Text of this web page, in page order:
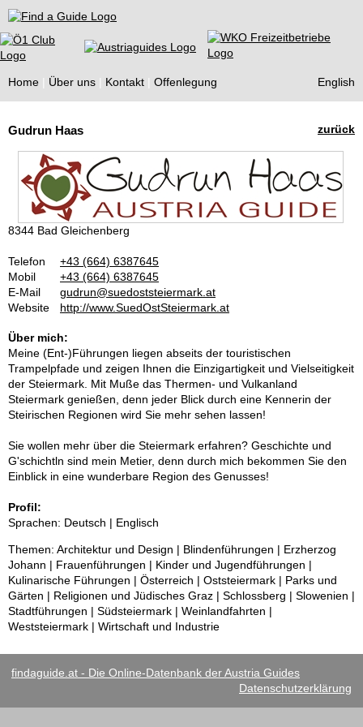
Find a Guide
Home Über uns Kontakt Offenlegung English
Guides
zurück
Gudrun Haas
8344 Bad Gleichenberg
Telefon
+43 (664) 6387645
Mobil
+43 (664) 6387645
E-Mail
gudrun@suedoststeiermark.at
Website
http://www.SuedOstSteiermark.at
Über mich:
Meine (Ent-)Führungen liegen abseits der touristischen
Trampelpfade und zeigen Ihnen die Einzigartigkeit und Vielseitigkeit
der Steiermark. Mit Muße das Thermen- und Vulkanland
Steiermark genießen, denn jeder Blick durch eine Kennerin der
Steirischen Regionen wird Sie mehr sehen lassen!
Sie wollen mehr über die Steiermark erfahren? Geschichte und
G'schichtln sind mein Metier, denn durch mich bekommen Sie den
Einblick in eine wunderbare Region des Genusses!
Profil:
Sprachen: Deutsch | Englisch
Themen: Architektur und Design | Blindenführungen | Erzherzog
Johann | Frauenführungen | Kinder und Jugendführungen |
Kulinarische Führungen | Österreich | Oststeiermark | Parks und
Gärten | Religionen und Jüdisches Graz | Schlossberg | Slowenien |
Stadtführungen | Südsteiermark | Weinlandfahrten |
Weststeiermark | Wirtschaft und Industrie
findaguide.at - Die Online-Datenbank der Austria Guides
Datenschutzerklärung